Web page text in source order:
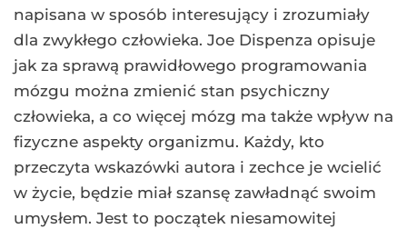
napisana w sposób interesujący i zrozumiały
dla zwykłego człowieka. Joe Dispenza opisuje
jak za sprawą prawidłowego programowania
mózgu można zmienić stan psychiczny
człowieka, a co więcej mózg ma także wpływ na
fizyczne aspekty organizmu. Każdy, kto
przeczyta wskazówki autora i zechce je wcielić
w życie, będzie miał szansę zawładnąć swoim
umysłem. Jest to początek niesamowitej